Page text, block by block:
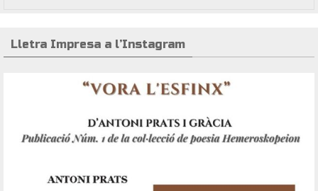
Lletra Impresa a l’Instagram